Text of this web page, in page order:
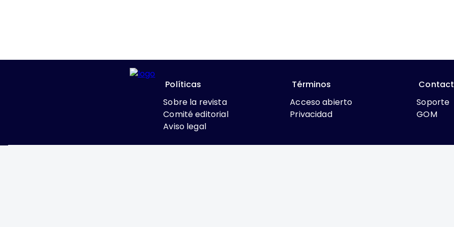
Políticas
Sobre la revista
Comité editorial
Aviso legal
Términos
Acceso abierto
Privacidad
Soporte
GOM